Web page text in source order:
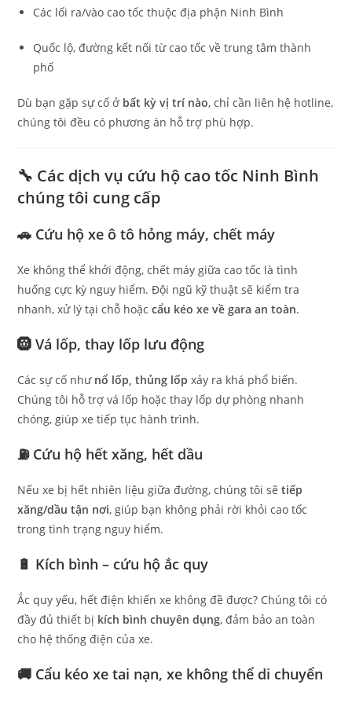
Các lối ra/vào cao tốc thuộc địa phận Ninh Bình
Quốc lộ, đường kết nối từ cao tốc về trung tâm thành
phố
Dù bạn gặp sự cố ở bất kỳ vị trí nào, chỉ cần liên hệ hotline,
chúng tôi đều có phương án hỗ trợ phù hợp.
🔧 Các dịch vụ cứu hộ cao tốc Ninh Bình
chúng tôi cung cấp
🚗 Cứu hộ xe ô tô hỏng máy, chết máy
Xe không thể khởi động, chết máy giữa cao tốc là tình
huống cực kỳ nguy hiểm. Đội ngũ kỹ thuật sẽ kiểm tra
nhanh, xử lý tại chỗ hoặccẩu kéo xe về gara an toàn.
🛞 Vá lốp, thay lốp lưu động
Các sự cố như nổ lốp, thủng lốp xảy ra khá phổ biến.
Chúng tôi hỗ trợ vá lốp hoặc thay lốp dự phòng nhanh
chóng, giúp xe tiếp tục hành trình.
⛽ Cứu hộ hết xăng, hết dầu
Nếu xe bị hết nhiên liệu giữa đường, chúng tôi sẽtiếp
xăng/dầu tận nơi, giúp bạn không phải rời khỏi cao tốc
trong tình trạng nguy hiểm.
🔋 Kích bình – cứu hộ ắc quy
Ắc quy yếu, hết điện khiến xe không đề được? Chúng tôi có
đầy đủ thiết bị kích bình chuyên dụng, đảm bảo an toàn
cho hệ thống điện của xe.
🚚 Cẩu kéo xe tai nạn, xe không thể di chuyển